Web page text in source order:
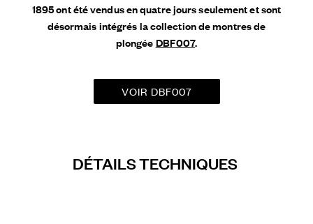
1895 ont été vendus en quatre jours seulement et sont
désormais intégrés la collection de montres de
plongéeDBF007.
VOIR DBF007
DÉTAILS TECHNIQUES